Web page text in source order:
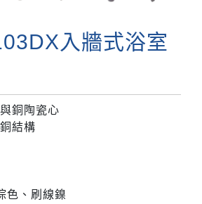
入牆式浴室
銅陶瓷心
結構
色、刷線鎳